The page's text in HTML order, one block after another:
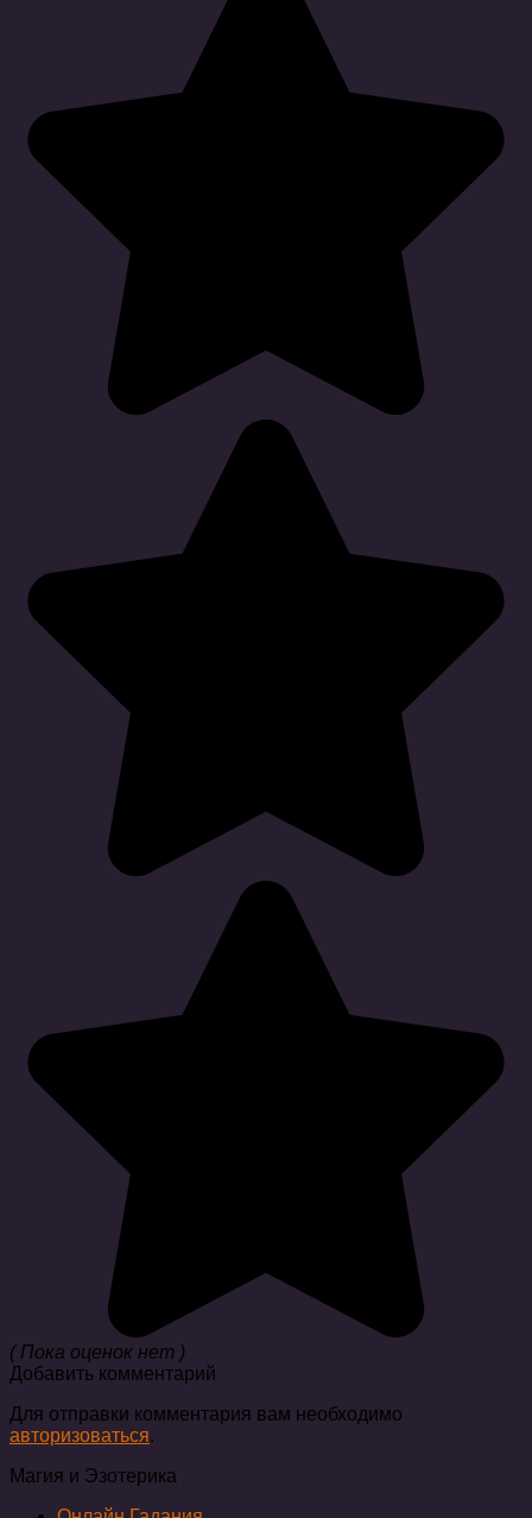
( Пока оценок нет )
Добавить комментарий
Для отправки комментария вам необходимо
авторизоваться.
Магия и Эзотерика